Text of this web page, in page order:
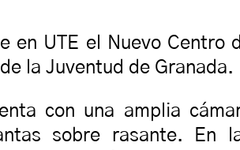
en UTE el Nuevo Centro
la Juventud de Granada.
con una amplia
sobre rasante. En